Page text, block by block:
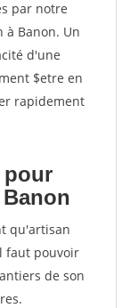
par notre
à Banon. Un
d'une
$etre en
rapidement
pour
qu'artisan
faut pouvoir
de son